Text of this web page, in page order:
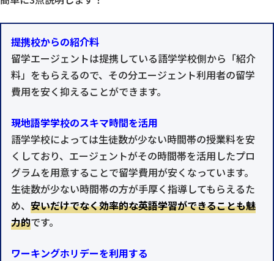
提携校からの紹介料
留学エージェントは提携している語学学校側から「紹介
料」をもらえるので、その分エージェント利用者の留学
費用を安く抑えることができます。
現地語学学校のスキマ時間を活用
語学学校によっては生徒数が少ない時間帯の授業料を安
くしており、エージェントがその時間帯を活用したプロ
グラムを用意することで留学費用が安くなっています。
生徒数が少ない時間帯の方が手厚く指導してもらえるた
め、 安いだけでなく効率的な英語学習ができることも魅
力的です。
ワーキングホリデーを利用する